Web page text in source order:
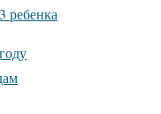
ребенка